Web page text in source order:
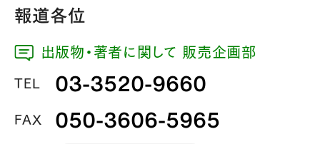
報道各位
出版物・著者に関して 販売企画部
TEL 03-3520-9660
FAX 050-3606-5965